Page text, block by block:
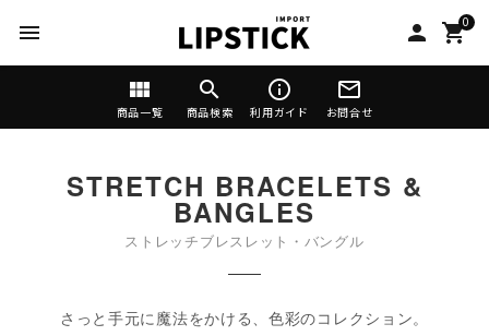
menu person 0
shopping_cart
view_module
商品一覧
search
商品検索
info_outline
利用ガイド
mail_outline
お問合せ
STRETCH BRACELETS &
BANGLES
ストレッチブレスレット・バングル
さっと手元に魔法をかける、色彩のコレクション。